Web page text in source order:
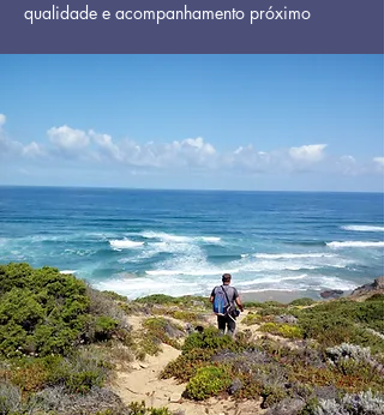
qualidade e acompanhamento próximo